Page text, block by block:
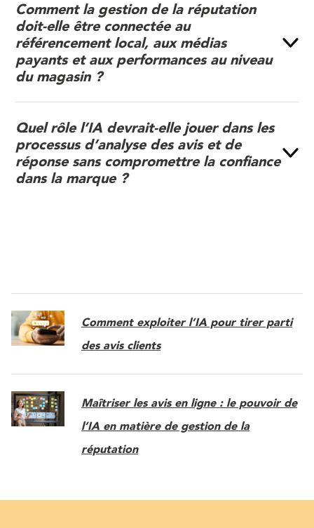
Comment la gestion de la réputation
doit-elle être connectée au
référencement local, aux médias
payants et aux performances au niveau
du magasin ?
Quel rôle l’IA devrait-elle jouer dans les
processus d’analyse des avis et de
réponse sans compromettre la confiance
dans la marque ?
Comment exploiter l’IA pour tirer parti
des avis clients
Maîtriser les avis en ligne : le pouvoir de
l’IA en matière de gestion de la
réputation